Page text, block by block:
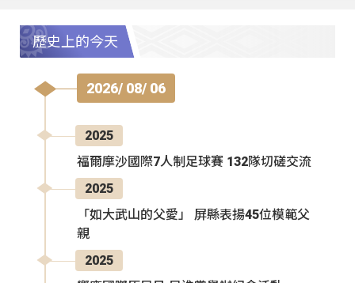
歷史上的今天
2026/ 08/ 06
2025
福爾摩沙國際7人制足球賽 132隊切磋交流
2025
「如大武山的父愛」 屏縣表揚45位模範父
親
2025